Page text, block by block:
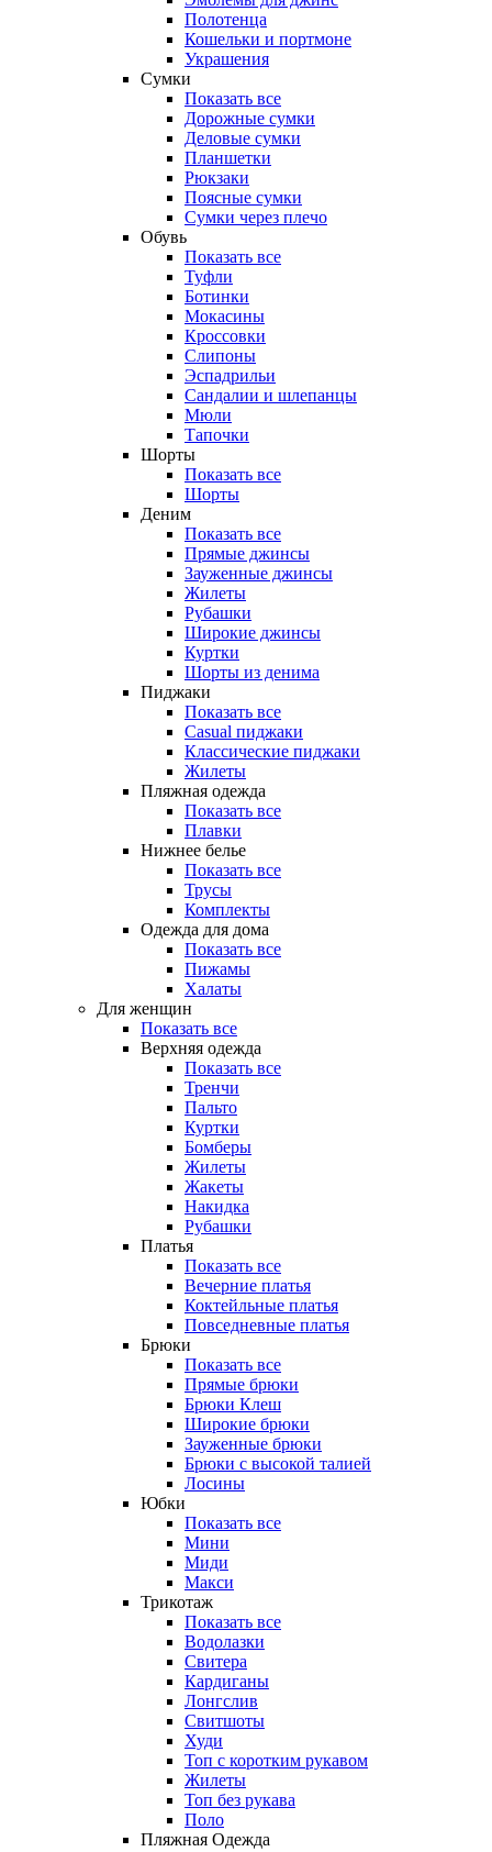
Полотенца
Кошельки и портмоне
Украшения
Сумки
Показать все
Дорожные сумки
Деловые сумки
Планшетки
Рюкзаки
Поясные сумки
Сумки через плечо
Обувь
Показать все
Туфли
Ботинки
Мокасины
Кроссовки
Слипоны
Эспадрильи
Сандалии и шлепанцы
Мюли
Тапочки
Шорты
Показать все
Шорты
Деним
Показать все
Прямые джинсы
Зауженные джинсы
Жилеты
Рубашки
Широкие джинсы
Куртки
Шорты из денима
Пиджаки
Показать все
Casual пиджаки
Классические пиджаки
Жилеты
Пляжная одежда
Показать все
Плавки
Нижнее белье
Показать все
Трусы
Комплекты
Одежда для дома
Показать все
Пижамы
Халаты
Для женщин
Показать все
Верхняя одежда
Показать все
Тренчи
Пальто
Куртки
Бомберы
Жилеты
Жакеты
Накидка
Рубашки
Платья
Показать все
Вечерние платья
Коктейльные платья
Повседневные платья
Брюки
Показать все
Прямые брюки
Брюки Клеш
Широкие брюки
Зауженные брюки
Брюки с высокой талией
Лосины
Юбки
Показать все
Мини
Миди
Макси
Трикотаж
Показать все
Водолазки
Свитера
Кардиганы
Лонгслив
Свитшоты
Худи
Топ с коротким рукавом
Жилеты
Топ без рукава
Поло
Пляжная Одежда